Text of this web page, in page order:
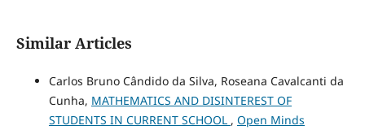
Similar Articles
Carlos Bruno Cândido da Silva, Roseana Cavalcanti da
Cunha, MATHEMATICS AND DISINTEREST OF
STUDENTS IN CURRENT SCHOOL , Open Minds